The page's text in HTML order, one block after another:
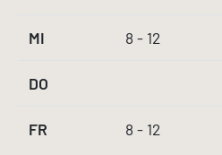
MI 8 - 12
DO
FR 8 - 12